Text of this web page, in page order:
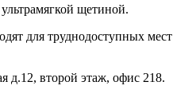
щетиной.
для труднодоступных
д.12, второй этаж, офис 218.